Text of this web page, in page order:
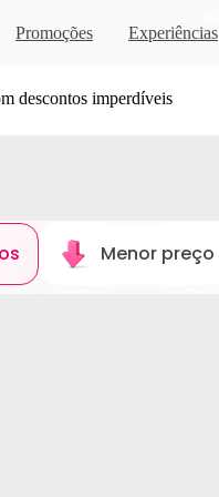
Promoções Experiências
destinos
descontos imperdíveis
Menor preço